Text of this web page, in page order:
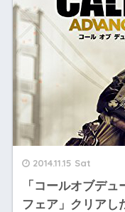
2014.11.15 Sat
「コールオブデ
フェア」クリア